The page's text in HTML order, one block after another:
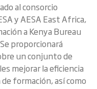
al consorcio
y AESA East Africa,
a Kenya Bureau
proporcionará
un conjunto de
mejorar la eficiencia
formación, así como